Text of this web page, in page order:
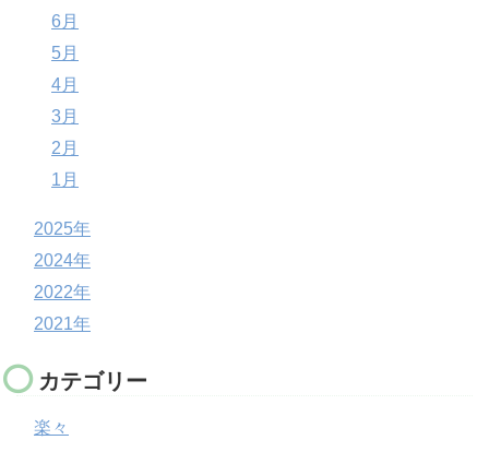
6月
5月
4月
3月
2月
1月
2025年
2024年
2022年
2021年
カテゴリー
楽々